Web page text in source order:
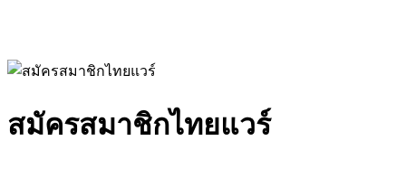
สมัครสมาชิกไทยแวร์